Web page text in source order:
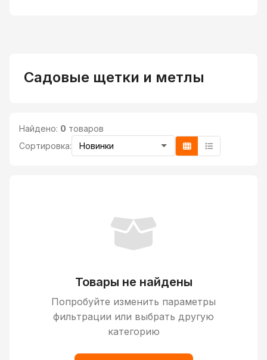
Садовые щетки и метлы
Найдено: 0 товаров
Сортировка:
Товары не найдены
Попробуйте изменить параметры
фильтрации или выбрать другую
категорию